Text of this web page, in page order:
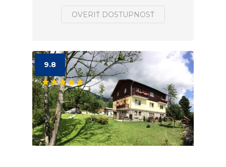
OVERIŤ DOSTUPNOSŤ
9.8